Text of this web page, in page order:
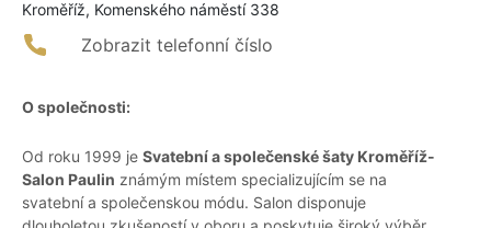
Kroměříž, Komenského náměstí 338
Zobrazit telefonní číslo
O společnosti:
Od roku 1999 je Svatební a společenské šaty Kroměříž-
Salon Paulin známým místem specializujícím se na
svatební a společenskou módu. Salon disponuje